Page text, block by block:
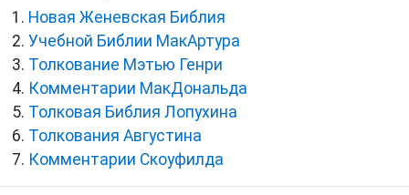
Новая Женевская Библия
Учебной Библии МакАртура
Толкование Мэтью Генри
Комментарии МакДональда
Толковая Библия Лопухина
Толкования Августина
Комментарии Скоуфилда